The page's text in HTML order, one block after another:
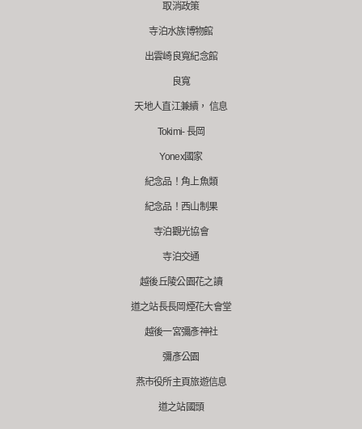
取消政策
寺泊水族博物館
出雲崎良寬紀念館
良寬
天地人直江兼續， 信息
Tokimi- 長岡
Yonex國家
紀念品！角上魚類
紀念品！西山制果
寺泊觀光協會
寺泊交通
越後丘陵公園花之讀
道之站長長岡煙花大會堂
越後一宮彌彥神社
彌彥公園
燕市役所主頁旅遊信息
道之站國頭